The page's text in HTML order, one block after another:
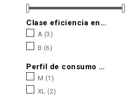
Clase eficiencia energética A.C.S.
A (3)
B (6)
Perfil de consumo en A.C.S.
M (1)
XL (2)